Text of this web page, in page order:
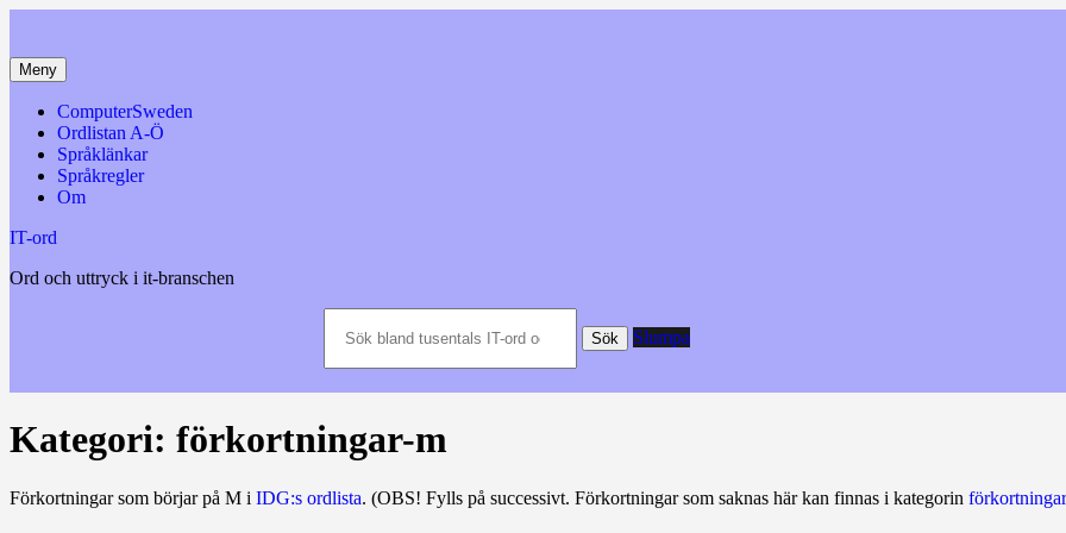
innehåll
Meny
ComputerSweden
Ordlistan A-Ö
Språklänkar
Språkregler
Om
IT-ord
Ord och uttryck i it-branschen
bland
och
datatermer
m.m.
Sök Slumpa
Kategori: förkortningar-m
Förkortningar som börjar på M i IDG:s ordlista. (OBS! Fylls på successivt. Förkortningar som saknas här kan finnas i kategorin förkortningar